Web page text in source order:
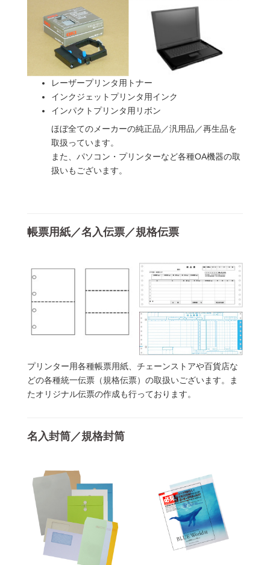
レーザープリンタ用トナー
インクジェットプリンタ用インク
インパクトプリンタ用リボン
ほぼ全てのメーカーの純正品／汎用品／再生品を
取扱っています。
また、パソコン・プリンターなど各種OA機器の取
扱いもございます。
帳票用紙／名入伝票／規格伝票
プリンター用各種帳票用紙、チェーンストアや百貨店な
どの各種統一伝票（規格伝票）の取扱いございます。ま
たオリジナル伝票の作成も行っております。
名入封筒／規格封筒